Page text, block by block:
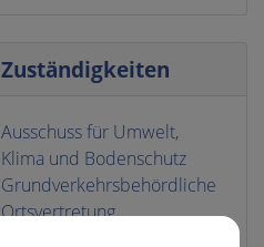
Zuständigkeiten
Ausschuss für Umwelt,
Klima und Bodenschutz
Grundverkehrsbehördliche
Ortsvertretung